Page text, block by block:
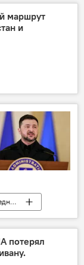
маршрут
и
Спецоперация России по защите Донбасса: последние новости
потерял